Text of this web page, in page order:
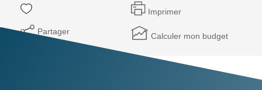
Imprimer
Partager Calculer mon budget